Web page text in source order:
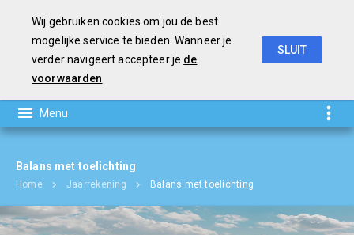
Balans met toelichting
Home Jaarrekening Balans met toelichting
Wij gebruiken cookies om jou de best
mogelijke service te bieden. Wanneer je
verder navigeert accepteer je de
voorwaarden
SLUIT